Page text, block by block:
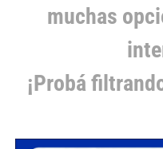
muchas
¡Probá